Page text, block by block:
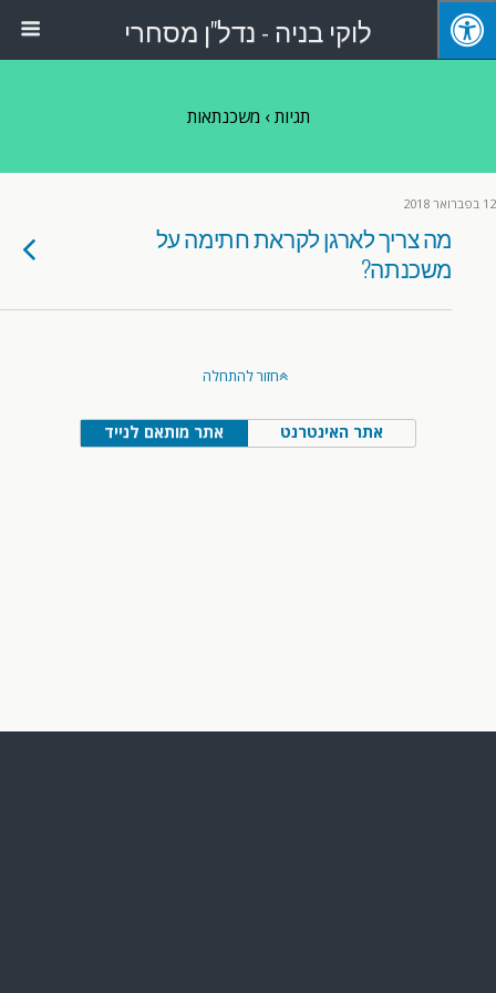
לוקי בניה - נדל"ן מסחרי
תגיות › משכנתאות
12 בפברואר 2018
מה צריך לארגן לקראת חתימה על
משכנתה?
חזור להתחלה
אתר מותאם לנייד אתר האינטרנט